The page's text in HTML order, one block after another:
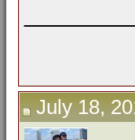
July 18,